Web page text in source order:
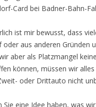
Card bei Badner-Bahn-
ist mir bewusst, dass
oder aus anderen Gründen
aber als Platzmangel
können, müssen wir
oder Drittauto nicht
Sie eine Idee haben, was